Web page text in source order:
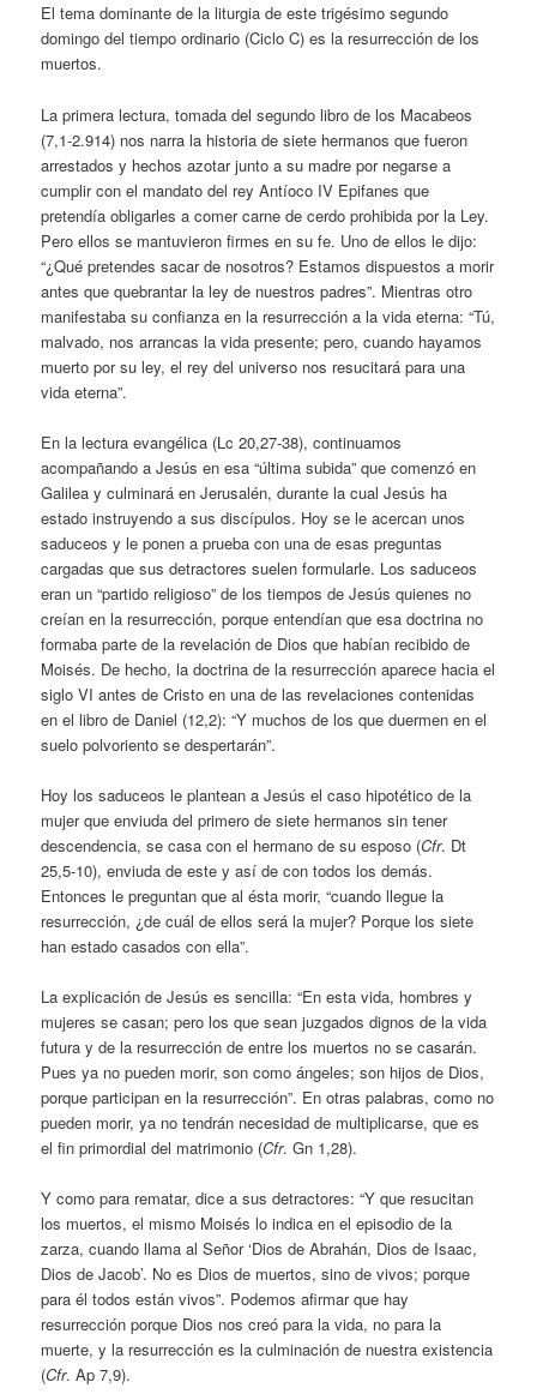
El tema dominante de la liturgia de este trigésimo segundo
domingo del tiempo ordinario (Ciclo C) es la resurrección de los
muertos.
La primera lectura, tomada del segundo libro de los Macabeos
(7,1-2.914) nos narra la historia de siete hermanos que fueron
arrestados y hechos azotar junto a su madre por negarse a
cumplir con el mandato del rey Antíoco IV Epifanes que
pretendía obligarles a comer carne de cerdo prohibida por la Ley.
Pero ellos se mantuvieron firmes en su fe. Uno de ellos le dijo:
“¿Qué pretendes sacar de nosotros? Estamos dispuestos a morir
antes que quebrantar la ley de nuestros padres”. Mientras otro
manifestaba su confianza en la resurrección a la vida eterna: “Tú,
malvado, nos arrancas la vida presente; pero, cuando hayamos
muerto por su ley, el rey del universo nos resucitará para una
vida eterna”.
En la lectura evangélica (Lc 20,27-38), continuamos
acompañando a Jesús en esa “última subida” que comenzó en
Galilea y culminará en Jerusalén, durante la cual Jesús ha
estado instruyendo a sus discípulos. Hoy se le acercan unos
saduceos y le ponen a prueba con una de esas preguntas
cargadas que sus detractores suelen formularle. Los saduceos
eran un “partido religioso” de los tiempos de Jesús quienes no
creían en la resurrección, porque entendían que esa doctrina no
formaba parte de la revelación de Dios que habían recibido de
Moisés. De hecho, la doctrina de la resurrección aparece hacia el
siglo VI antes de Cristo en una de las revelaciones contenidas
en el libro de Daniel (12,2): “Y muchos de los que duermen en el
suelo polvoriento se despertarán”.
Hoy los saduceos le plantean a Jesús el caso hipotético de la
mujer que enviuda del primero de siete hermanos sin tener
descendencia, se casa con el hermano de su esposo (Cfr. Dt
25,5-10), enviuda de este y así de con todos los demás.
Entonces le preguntan que al ésta morir, “cuando llegue la
resurrección, ¿de cuál de ellos será la mujer? Porque los siete
han estado casados con ella”.
La explicación de Jesús es sencilla: “En esta vida, hombres y
mujeres se casan; pero los que sean juzgados dignos de la vida
futura y de la resurrección de entre los muertos no se casarán.
Pues ya no pueden morir, son como ángeles; son hijos de Dios,
porque participan en la resurrección”. En otras palabras, como no
pueden morir, ya no tendrán necesidad de multiplicarse, que es
el fin primordial del matrimonio (Cfr. Gn 1,28).
Y como para rematar, dice a sus detractores: “Y que resucitan
los muertos, el mismo Moisés lo indica en el episodio de la
zarza, cuando llama al Señor ‘Dios de Abrahán, Dios de Isaac,
Dios de Jacob’. No es Dios de muertos, sino de vivos; porque
para él todos están vivos”. Podemos afirmar que hay
resurrección porque Dios nos creó para la vida, no para la
muerte, y la resurrección es la culminación de nuestra existencia
(Cfr. Ap 7,9).